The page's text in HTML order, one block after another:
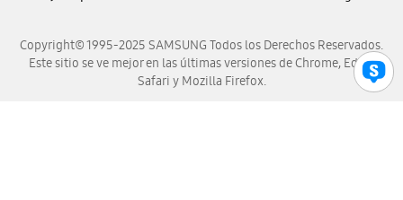
Copyright© 1995-2025 SAMSUNG Todos los Derechos Reservados.
Este sitio se ve mejor en las últimas versiones de Chrome, Edge,
Safari y Mozilla Firefox.